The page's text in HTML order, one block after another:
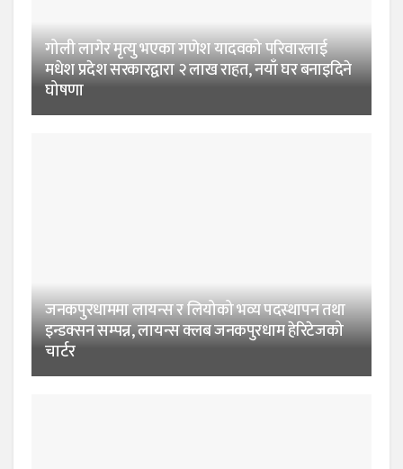
गोली लागेर मृत्यु भएका गणेश यादवको परिवारलाई
मधेश प्रदेश सरकारद्वारा २ लाख राहत, नयाँ घर बनाइदिने
घोषणा
जनकपुरधाममा लायन्स र लियोको भव्य पदस्थापन तथा
इन्डक्सन सम्पन्न, लायन्स क्लब जनकपुरधाम हेरिटेजको
चार्टर